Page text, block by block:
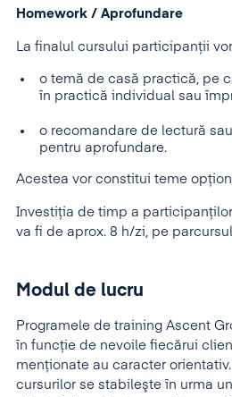
Homework / Aprofundare
La finalul cursului participanții
o temă de casă practică, pe
în practică individual sau
o recomandare de lectură
pentru aprofundare.
Acestea vor constitui teme
Investiția de timp a
va fi de aprox. 8 h/zi, pe
Modul de lucru
Programele de training Ascent
în funcţie de nevoile fiecărui
menţionate au caracter
cursurilor se stabileşte în urma